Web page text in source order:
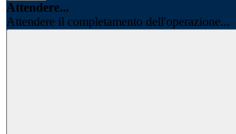
Attendere...
Attendere il completamento dell'operazione...